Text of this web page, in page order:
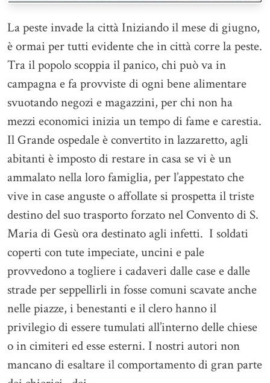
La peste invade la città Iniziando il mese di giugno,
è ormai per tutti evidente che in città corre la peste.
Tra il popolo scoppia il panico, chi può va in
campagna e fa provviste di ogni bene alimentare
svuotando negozi e magazzini, per chi non ha
mezzi economici inizia un tempo di fame e carestia.
Il Grande ospedale è convertito in lazzaretto, agli
abitanti è imposto di restare in casa se vi è un
ammalato nella loro famiglia, per l’appestato che
vive in case anguste o affollate si prospetta il triste
destino del suo trasporto forzato nel Convento di S.
Maria di Gesù ora destinato agli infetti. I soldati
coperti con tute impeciate, uncini e pale
provvedono a togliere i cadaveri dalle case e dalle
strade per seppellirli in fosse comuni scavate anche
nelle piazze, i benestanti e il clero hanno il
privilegio di essere tumulati all’interno delle chiese
o in cimiteri ed esse esterni. I nostri autori non
mancano di esaltare il comportamento di gran parte